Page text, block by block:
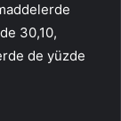
30,10,
de yüzde